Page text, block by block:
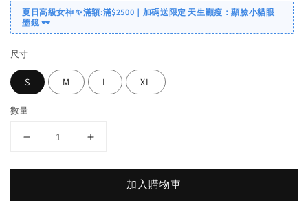
夏日高級女神 ✨滿額:滿$2500｜加碼送限定 天生顯瘦：顯臉小貓眼
墨鏡 🕶️
尺寸
S M L XL
數量
加入購物車